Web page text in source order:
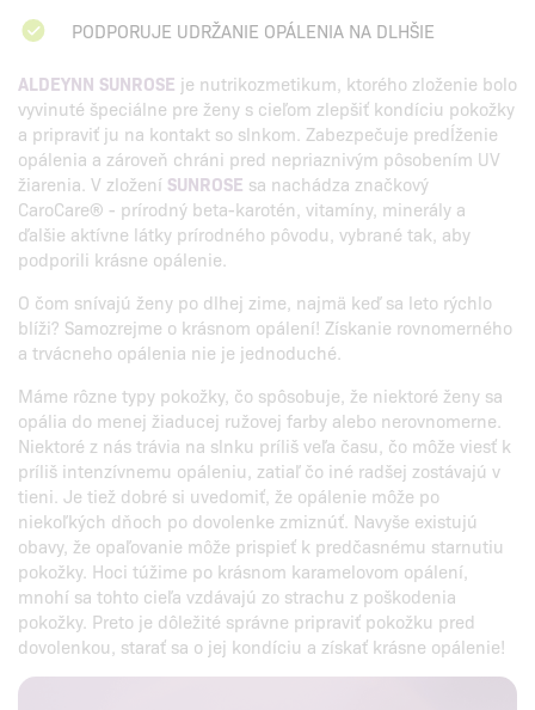
PODPORUJE UDRŽANIE OPÁLENIA NA DLHŠIE
ALDEYNN SUNROSE je nutrikozmetikum, ktorého zloženie bolo
vyvinuté špeciálne pre ženy s cieľom zlepšiť kondíciu pokožky
a pripraviť ju na kontakt so slnkom. Zabezpečuje predĺženie
opálenia a zároveň chráni pred nepriaznivým pôsobením UV
žiarenia. V zložení SUNROSE sa nachádza značkový
CaroCare® - prírodný beta-karotén, vitamíny, minerály a
ďalšie aktívne látky prírodného pôvodu, vybrané tak, aby
podporili krásne opálenie.
O čom snívajú ženy po dlhej zime, najmä keď sa leto rýchlo
blíži? Samozrejme o krásnom opálení! Získanie rovnomerného
a trvácneho opálenia nie je jednoduché.
Máme rôzne typy pokožky, čo spôsobuje, že niektoré ženy sa
opália do menej žiaducej ružovej farby alebo nerovnomerne.
Niektoré z nás trávia na slnku príliš veľa času, čo môže viesť k
príliš intenzívnemu opáleniu, zatiaľ čo iné radšej zostávajú v
tieni. Je tiež dobré si uvedomiť, že opálenie môže po
niekoľkých dňoch po dovolenke zmiznúť. Navyše existujú
obavy, že opaľovanie môže prispieť k predčasnému starnutiu
pokožky. Hoci túžime po krásnom karamelovom opálení,
mnohí sa tohto cieľa vzdávajú zo strachu z poškodenia
pokožky. Preto je dôležité správne pripraviť pokožku pred
dovolenkou, starať sa o jej kondíciu a získať krásne opálenie!